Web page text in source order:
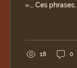
»... Ces
18 0